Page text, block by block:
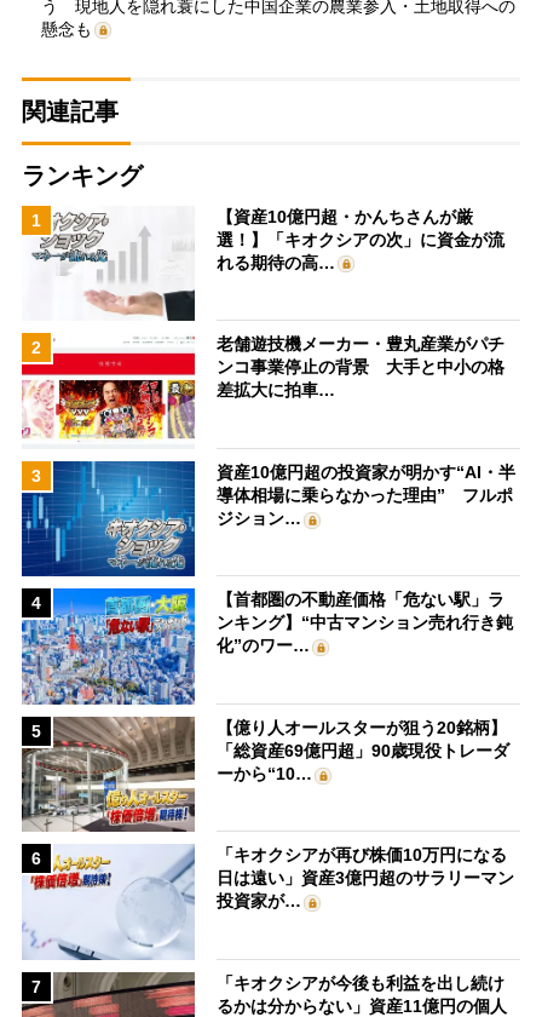
う 現地人を隠れ蓑にした中国企業の農業参入・土地取得への
懸念も
関連記事
ランキング
1
【資産10億円超・かんちさんが厳
選！】「キオクシアの次」に資金が流
れる期待の高…
2
老舗遊技機メーカー・豊丸産業がパチ
ンコ事業停止の背景 大手と中小の格
差拡大に拍車…
3
資産10億円超の投資家が明かす“AI・半
導体相場に乗らなかった理由” フルポ
ジション…
4
【首都圏の不動産価格「危ない駅」ラ
ンキング】“中古マンション売れ行き鈍
化”のワー…
5
【億り人オールスターが狙う20銘柄】
「総資産69億円超」90歳現役トレーダ
ーから“10…
6
「キオクシアが再び株価10万円になる
日は遠い」資産3億円超のサラリーマン
投資家が…
7
「キオクシアが今後も利益を出し続け
るかは分からない」資産11億円の個人